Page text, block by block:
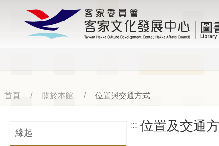
容
客家文化發展中心
圖書
首頁 關於本館 位置與交通方式
緣起
::: 位置及交通